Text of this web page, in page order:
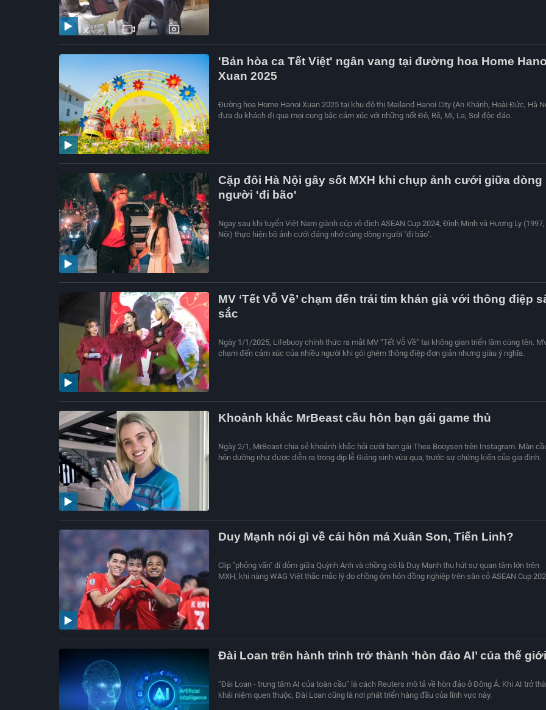
'Bản hòa ca Tết Việt' ngân vang tại đường hoa Home
Xuan 2025
Đường hoa Home Hanoi Xuan 2025 tại khu đô thị Mailand Hanoi City (An Khánh, Hoài Đức, Hà
đưa du khách đi qua mọi cung bậc cảm xúc với những nốt Đô, Rê, Mi, La, Sol độc đáo.
Cặp đôi Hà Nội gây sốt MXH khi chụp ảnh cưới giữa dòng
người 'đi bão'
Ngay sau khi tuyển Việt Nam giành cúp vô địch ASEAN Cup 2024, Đình Minh và Hương Ly
Nội) thực hiện bộ ảnh cưới đáng nhớ cùng dòng người "đi bão".
MV ‘Tết Vỗ Về’ chạm đến trái tim khán giả với thông điệp
sắc
Ngày 1/1/2025, Lifebuoy chính thức ra mắt MV “Tết Vỗ Về” tại không gian triển lãm cùng tên.
chạm đến cảm xúc của nhiều người khi gói ghém thông điệp đơn giản nhưng giàu ý nghĩa.
Khoảnh khắc MrBeast cầu hôn bạn gái game thủ
Ngày 2/1, MrBeast chia sẻ khoảnh khắc hỏi cưới bạn gái Thea Booysen trên Instagram. Màn
hôn dường như được diễn ra trong dịp lễ Giáng sinh vừa qua, trước sự chứng kiến của gia đình.
Duy Mạnh nói gì về cái hôn má Xuân Son, Tiến Linh?
Clip "phỏng vấn" dí dỏm giữa Quỳnh Anh và chồng cô là Duy Mạnh thu hút sự quan tâm lớn trên
MXH, khi nàng WAG Việt thắc mắc lý do chồng ôm hôn đồng nghiệp trên sân cỏ ASEAN Cup
Đài Loan trên hành trình trở thành ‘hòn đảo AI’ của thế giới
“Đài Loan - trung tâm AI của toàn cầu” là cách Reuters mô tả về hòn đảo ở Đông Á. Khi AI trở
khái niệm quen thuộc, Đài Loan cũng là nơi phát triển hàng đầu của lĩnh vực này.